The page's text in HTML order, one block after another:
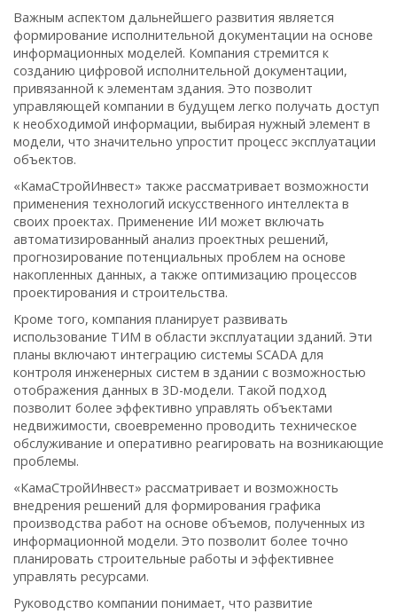
Важным аспектом дальнейшего развития является
формирование исполнительной документации на основе
информационных моделей. Компания стремится к
созданию цифровой исполнительной документации,
привязанной к элементам здания. Это позволит
управляющей компании в будущем легко получать доступ
к необходимой информации, выбирая нужный элемент в
модели, что значительно упростит процесс эксплуатации
объектов.
«КамаСтройИнвест» также рассматривает возможности
применения технологий искусственного интеллекта в
своих проектах. Применение ИИ может включать
автоматизированный анализ проектных решений,
прогнозирование потенциальных проблем на основе
накопленных данных, а также оптимизацию процессов
проектирования и строительства.
Кроме того, компания планирует развивать
использование ТИМ в области эксплуатации зданий. Эти
планы включают интеграцию системы SCADA для
контроля инженерных систем в здании с возможностью
отображения данных в 3D-модели. Такой подход
позволит более эффективно управлять объектами
недвижимости, своевременно проводить техническое
обслуживание и оперативно реагировать на возникающие
проблемы.
«КамаСтройИнвест» рассматривает и возможность
внедрения решений для формирования графика
производства работ на основе объемов, полученных из
информационной модели. Это позволит более точно
планировать строительные работы и эффективнее
управлять ресурсами.
Руководство компании понимает, что развитие